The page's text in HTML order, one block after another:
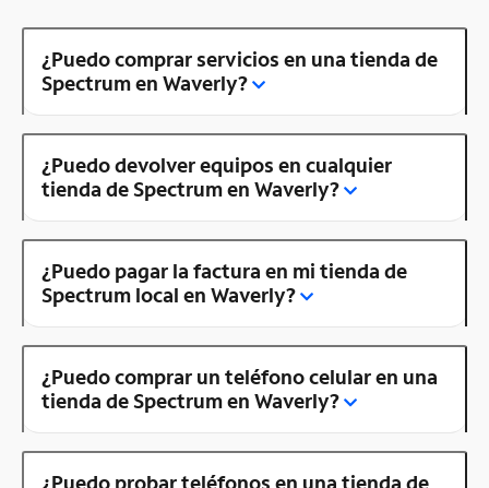
¿Puedo comprar servicios en una tienda de
Spectrum en Waverly?
¿Puedo devolver equipos en cualquier
tienda de Spectrum en Waverly?
¿Puedo pagar la factura en mi tienda de
Spectrum local en Waverly?
¿Puedo comprar un teléfono celular en una
tienda de Spectrum en Waverly?
¿Puedo probar teléfonos en una tienda de